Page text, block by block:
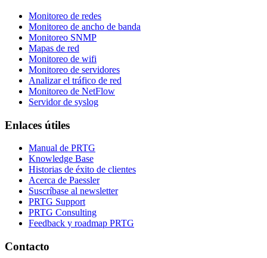
Monitoreo de redes
Monitoreo de ancho de banda
Monitoreo SNMP
Mapas de red
Monitoreo de wifi
Monitoreo de servidores
Analizar el tráfico de red
Monitoreo de NetFlow
Servidor de syslog
Enlaces útiles
Manual de PRTG
Knowledge Base
Historias de éxito de clientes
Acerca de Paessler
Suscríbase al newsletter
PRTG Support
PRTG Consulting
Feedback y roadmap PRTG
Contacto